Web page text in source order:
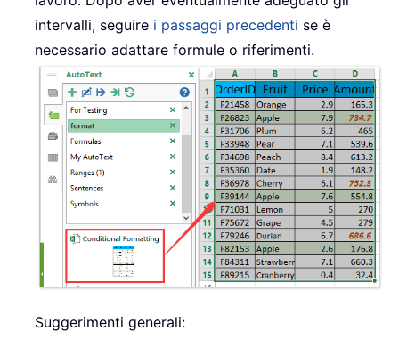
intervalli, seguire i passaggi precedenti se è
necessario adattare formule o riferimenti.
Suggerimenti generali: